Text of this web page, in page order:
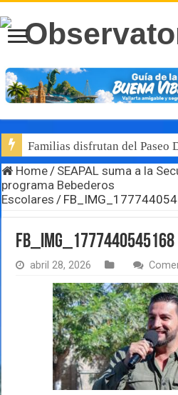
Familias disfrutan del
Home/ SEAPAL suma a la
programa Bebederos
Escolares /
FB_IMG_1777440545168
abril 28, 2026